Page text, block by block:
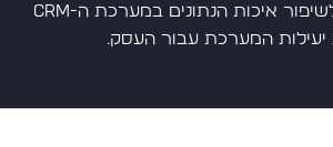
טיפים שימושיים לשיפור איכות הנתונים במערכת ה-CRM
יעילות המערכת עבור העסק.